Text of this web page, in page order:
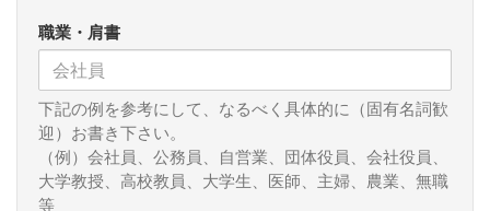
産党全国代表大会が開催されるということで、昨年後半の香
港での民主化弾圧に代表されるように、中国共産党からの圧
力があちこちにかかっていて、当然台湾もその例外ではあり
ません。実際国際社会の中で、国際機関などについても中国
の圧力のもと、台湾を締め出すような動きが強まっていま
す。
だからこそ、日本として、こうした点をどう考えているの
か、あるいはアメリカがどう考えているのか、をきちんと台
職業・肩書
下記の例を参考にして、なるべく具体的に（固有名詞歓
迎）お書き下さい。
（例）会社員、公務員、自営業、団体役員、会社役員、
大学教授、高校教員、大学生、医師、主婦、農業、無職
等